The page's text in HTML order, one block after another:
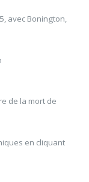
avec Bonington,
de la mort de
en cliquant